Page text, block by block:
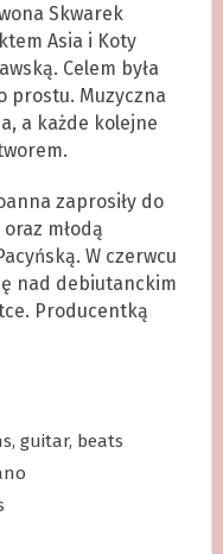
Skwarek
Asia i Koty
Celem była
prostu. Muzyczna
a każde kolejne
zaprosiły do
młodą
W czerwcu
nad debiutanckim
Producentką
guitar, beats